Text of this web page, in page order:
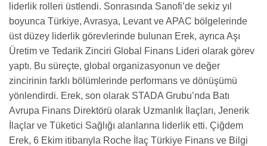
liderlik rolleri üstlendi. Sonrasında Sanofi’de sekiz yıl
boyunca Türkiye, Avrasya, Levant ve APAC bölgelerinde
üst düzey liderlik görevlerinde bulunan Erek, ayrıca Aşı
Üretim ve Tedarik Zinciri Global Finans Lideri olarak görev
yaptı. Bu süreçte, global organizasyonun ve değer
zincirinin farklı bölümlerinde performans ve dönüşümü
yönlendirdi. Erek, son olarak STADA Grubu’nda Batı
Avrupa Finans Direktörü olarak Uzmanlık İlaçları, Jenerik
İlaçlar ve Tüketici Sağlığı alanlarına liderlik etti. Çiğdem
Erek, 6 Ekim itibarıyla Roche İlaç Türkiye Finans ve Bilgi